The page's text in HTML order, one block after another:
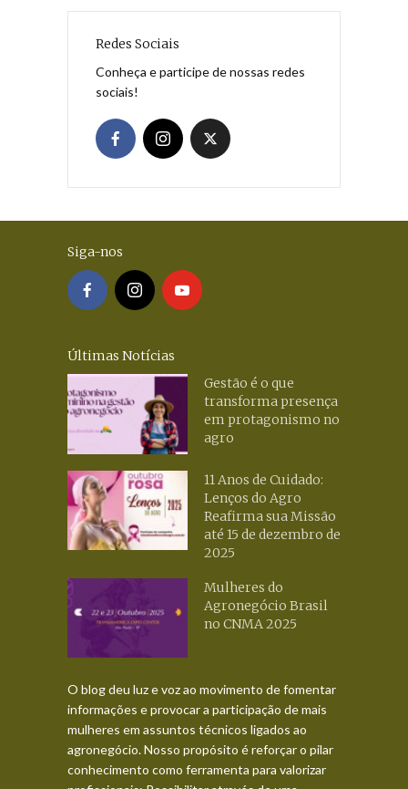
Redes Sociais
Conheça e participe de nossas redes
sociais!
Siga-nos
Últimas Notícias
Gestão é o que
transforma presença
em protagonismo no
agro
11 Anos de Cuidado:
Lenços do Agro
Reafirma sua Missão
até 15 de dezembro de
2025
Mulheres do
Agronegócio Brasil
no CNMA 2025
O blog deu luz e voz ao movimento de fomentar
informações e provocar a participação de mais
mulheres em assuntos técnicos ligados ao
agronegócio. Nosso propósito é reforçar o pilar
conhecimento como ferramenta para valorizar